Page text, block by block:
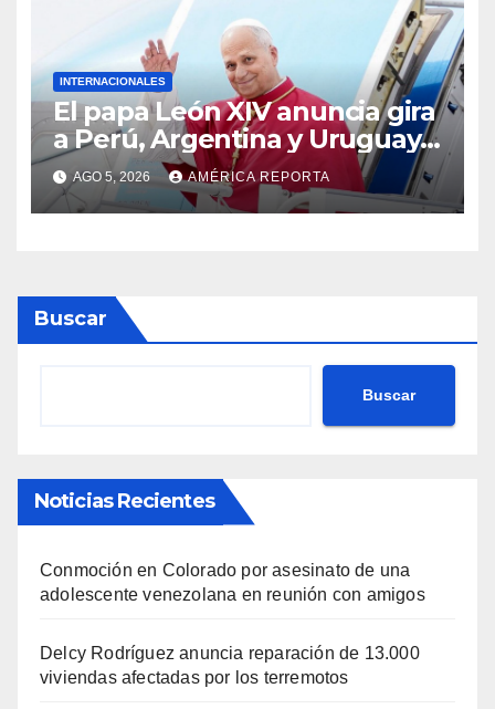
INTERNACIONALES
El papa León XIV anuncia gira
a Perú, Argentina y Uruguay
en noviembre
AGO 5, 2026 AMÉRICA REPORTA
Buscar
Buscar
Noticias Recientes
Conmoción en Colorado por asesinato de una
adolescente venezolana en reunión con amigos
Delcy Rodríguez anuncia reparación de 13.000
viviendas afectadas por los terremotos